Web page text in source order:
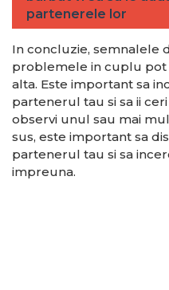
partenerele lor
In concluzie, semnalele
problemele in cuplu pot
alta. Este important sa
partenerul tau si sa ii
observi unul sau mai
sus, este important sa
partenerul tau si sa
impreuna.